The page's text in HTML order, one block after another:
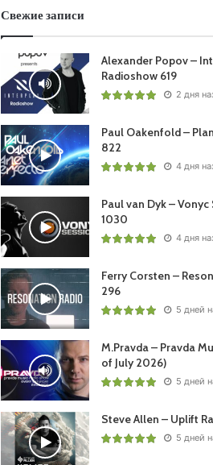
Свежие записи
Alexander Popov –
Radioshow 619
2 дня
Paul Oakenfold –
822
4 дня
Paul van Dyk – Vonyc
1030
4 дня
Ferry Corsten –
296
5 дней
M.Pravda – Pravda
of July 2026)
5 дней
Steve Allen – Uplift
5 дней